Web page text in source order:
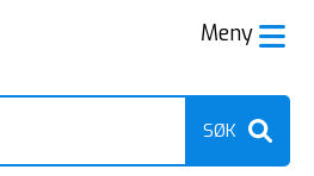
Meny
etter